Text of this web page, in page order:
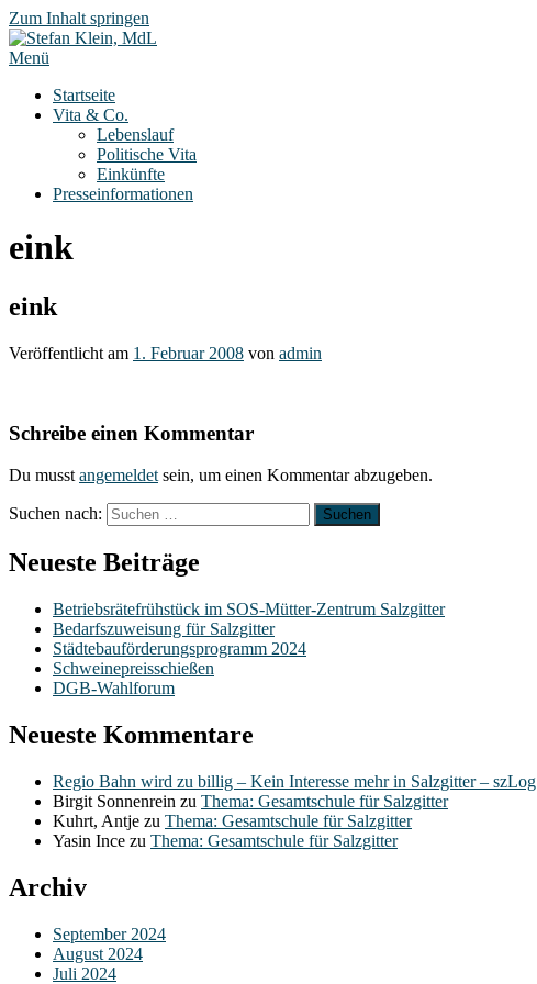
Zum Inhalt springen
Menü
Startseite
Vita & Co.
Lebenslauf
Politische Vita
Einkünfte
Presseinformationen
eink
eink
Veröffentlicht am 1. Februar 2008 von admin
Schreibe einen Kommentar
Du musst angemeldet sein, um einen Kommentar abzugeben.
Suchen nach:
Neueste Beiträge
Betriebsrätefrühstück im SOS-Mütter-Zentrum Salzgitter
Bedarfszuweisung für Salzgitter
Städtebauförderungsprogramm 2024
Schweinepreisschießen
DGB-Wahlforum
Neueste Kommentare
Regio Bahn wird zu billig – Kein Interesse mehr in Salzgitter – szLog
Birgit Sonnenrein zu Thema: Gesamtschule für Salzgitter
Kuhrt, Antje zu Thema: Gesamtschule für Salzgitter
Yasin Ince zu Thema: Gesamtschule für Salzgitter
Archiv
September 2024
August 2024
Juli 2024